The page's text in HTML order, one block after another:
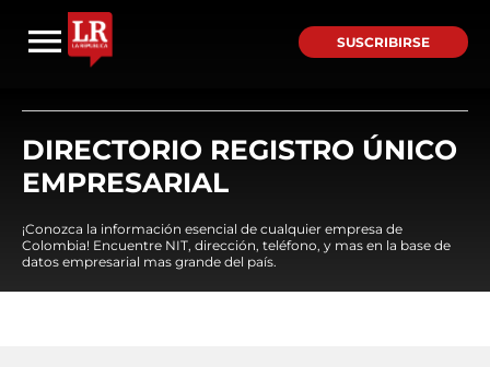
SUSCRIBIRSE
DIRECTORIO REGISTRO ÚNICO
EMPRESARIAL
¡Conozca la información esencial de cualquier empresa de
Colombia! Encuentre NIT, dirección, teléfono, y mas en la base de
datos empresarial mas grande del país.